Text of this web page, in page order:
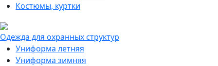
Костюмы, куртки
Одежда для охранных структур
Униформа летняя
Униформа зимняя